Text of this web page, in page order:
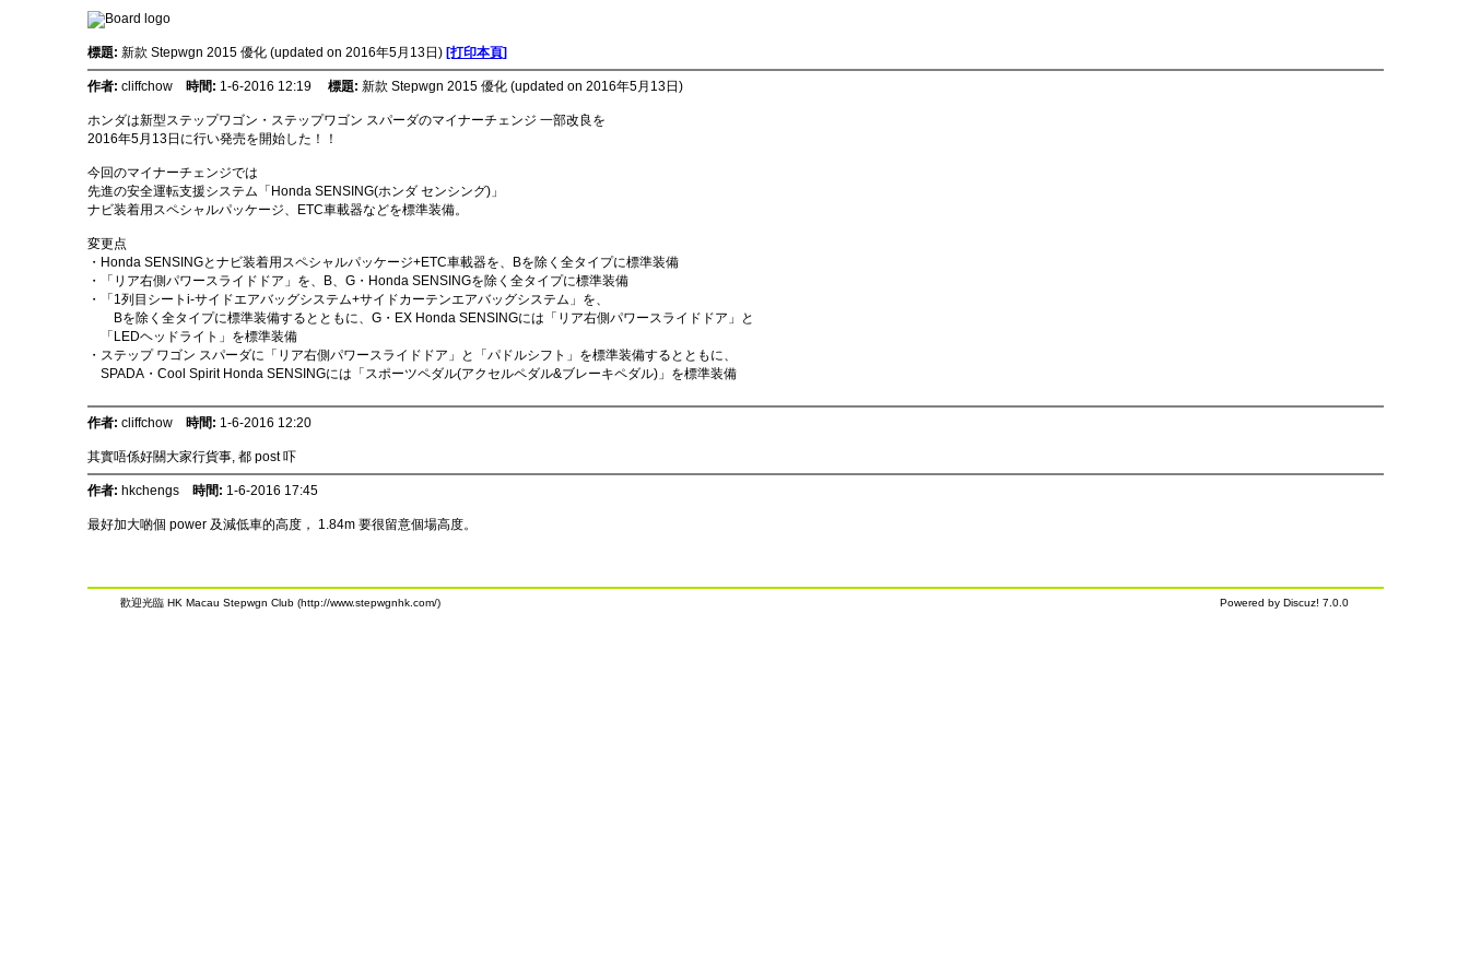
標題: 新款 Stepwgn 2015 優化 (updated on 2016年5月13日) [打印本頁]
作者: cliffchow 時間: 1-6-2016 12:19 標題: 新款 Stepwgn 2015 優化 (updated on 2016年5月13日)
ホンダは新型ステップワゴン・ステップワゴン スパーダのマイナーチェンジ 一部改良を
2016年5月13日に行い発売を開始した！！
今回のマイナーチェンジでは
先進の安全運転支援システム「Honda SENSING(ホンダ センシング)」
ナビ装着用スペシャルパッケージ、ETC車載器などを標準装備。
変更点
・Honda SENSINGとナビ装着用スペシャルパッケージ+ETC車載器を、Bを除く全タイプに標準装備
・「リア右側パワースライドドア」を、B、G・Honda SENSINGを除く全タイプに標準装備
・「1列目シートi-サイドエアバッグシステム+サイドカーテンエアバッグシステム」を、
Bを除く全タイプに標準装備するとともに、G・EX Honda SENSINGには「リア右側パワースライドドア」と
「LEDヘッドライト」を標準装備
・ステップ ワゴン スパーダに「リア右側パワースライドドア」と「パドルシフト」を標準装備するとともに、
SPADA・Cool Spirit Honda SENSINGには「スポーツペダル(アクセルペダル&ブレーキペダル)」を標準装備
作者: cliffchow 時間: 1-6-2016 12:20
其實唔係好關大家行貨事, 都 post 吓
作者: hkchengs 時間: 1-6-2016 17:45
最好加大啲個 power 及減低車的高度， 1.84m 要很留意個場高度。
歡迎光臨 HK Macau Stepwgn Club (http://www.stepwgnhk.com/) Powered by Discuz! 7.0.0